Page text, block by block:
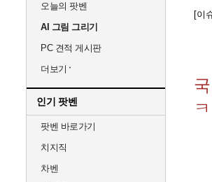
오늘의 팟벤
AI 그림 그리기
PC 견적 게시판
더보기
인기 팟벤
팟벤 바로가기
치지직
차벤
[이